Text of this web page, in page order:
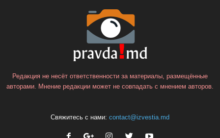
Редакция не несёт ответственности за материалы, размещённые
авторами. Мнение редакции может не совпадать с мнением авторов.
Свяжитесь с нами: contact@izvestia.md